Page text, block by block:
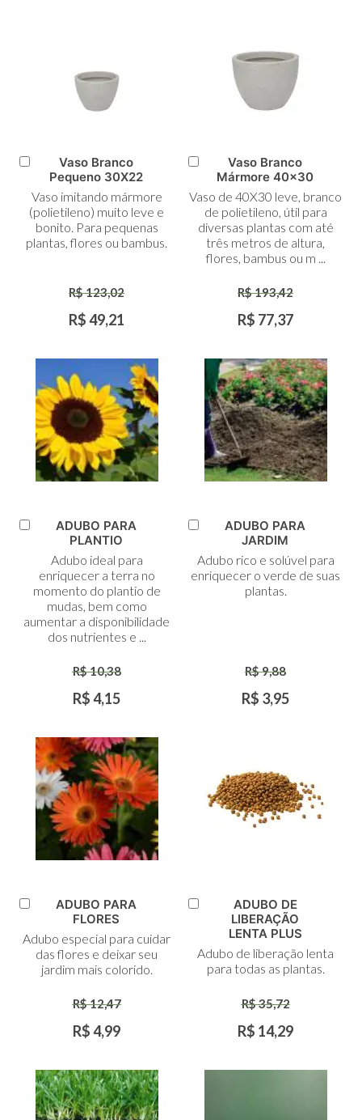
Adicionar
Carrinho
Vaso Branco
Pequeno 30X22
Vaso imitando mármore
(polietileno) muito leve e
bonito. Para pequenas
plantas, flores ou bambus.
R$ 123,02
R$ 49,21
Adicionar
Carrinho
Vaso Branco
Mármore 40x30
Vaso de 40X30 leve, branco
de polietileno, útil para
diversas plantas com até
três metros de altura,
flores, bambus ou m ...
R$ 193,42
R$ 77,37
Adicionar
Carrinho
ADUBO PARA
PLANTIO
Adubo ideal para
enriquecer a terra no
momento do plantio de
mudas, bem como
aumentar a disponibilidade
dos nutrientes e ...
R$ 10,38
R$ 4,15
Carrinho
ADUBO PARA
JARDIM
Adubo rico e solúvel para
enriquecer o verde de suas
plantas.
R$ 9,88
R$ 3,95
Adicionar
Carrinho
ADUBO PARA
FLORES
Adubo especial para cuidar
das flores e deixar seu
jardim mais colorido.
R$ 12,47
R$ 4,99
Adicionar
ADUBO DE
LIBERAÇÃO
LENTA PLUS
Adubo de liberação lenta
para todas as plantas.
R$ 35,72
R$ 14,29